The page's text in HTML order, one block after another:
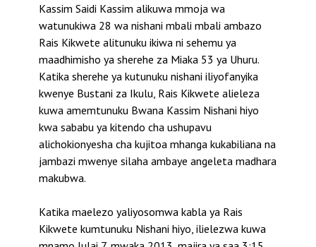
Kassim Saidi Kassim alikuwa mmoja wa
watunukiwa 28 wa nishani mbali mbali ambazo
Rais Kikwete alitunuku ikiwa ni sehemu ya
maadhimisho ya sherehe za Miaka 53 ya Uhuru.
Katika sherehe ya kutunuku nishani iliyofanyika
kwenye Bustani za Ikulu, Rais Kikwete alieleza
kuwa amemtunuku Bwana Kassim Nishani hiyo
kwa sababu ya kitendo cha ushupavu
alichokionyesha cha kujitoa mhanga kukabiliana na
jambazi mwenye silaha ambaye angeleta madhara
makubwa.
Katika maelezo yaliyosomwa kabla ya Rais
Kikwete kumtunuku Nishani hiyo, ilielezwa kuwa